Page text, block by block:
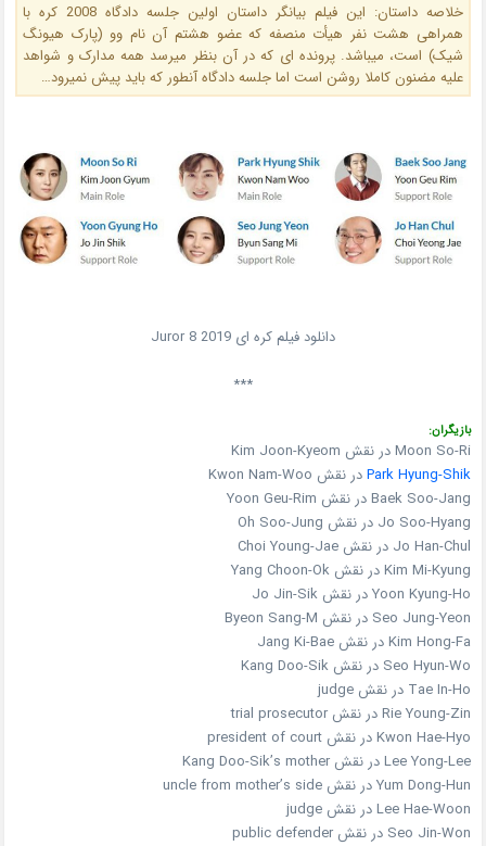
خلاصه داستان: این فیلم بیانگر داستان اولین جلسه دادگاه 2008 کره با
همراهی هشت نفر هیأت منصفه که عضو هشتم آن نام وو (پارک هیونگ
شیک) است، میباشد. پرونده ای که در آن بنظر میرسد همه مدارک و شواهد
علیه مضنون کاملا روشن است اما جلسه دادگاه آنطور که باید پیش نمیرود…
دانلود فیلم کره ای Juror 8 2019
***
بازیگران:
Moon So-Ri در نقش Kim Joon-Kyeom
Park Hyung-Shikدر نقش Kwon Nam-Woo
Baek Soo-Jang در نقش Yoon Geu-Rim
Jo Soo-Hyang در نقش Oh Soo-Jung
Jo Han-Chul در نقش Choi Young-Jae
Kim Mi-Kyung در نقش Yang Choon-Ok
Yoon Kyung-Ho در نقش Jo Jin-Sik
Seo Jung-Yeon در نقش Byeon Sang-M
Kim Hong-Fa در نقش Jang Ki-Bae
Seo Hyun-Wo در نقش Kang Doo-Sik
Tae In-Ho در نقش judge
Rie Young-Zin در نقش trial prosecutor
Kwon Hae-Hyo در نقش president of court
Lee Yong-Lee در نقش Kang Doo-Sik’s mother
Yum Dong-Hun در نقش uncle from mother’s side
Lee Hae-Woon در نقش judge
Seo Jin-Won در نقش public defender